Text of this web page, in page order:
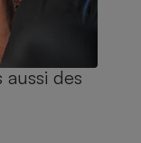
des